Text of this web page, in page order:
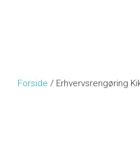
Forside / Erhvervsrengøring